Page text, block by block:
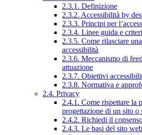
2.3.1. Definizione
2.3.2. Accessibilità by
2.3.3. Principi per
2.3.4. Linee guida e
2.3.5. Come rilasciare
accessibilità
2.3.6. Meccanismo di
attuazione
2.3.7. Obiettivi
2.3.8. Normativa e
2.4. Privacy
2.4.1. Come rispettare la
progettazione di un sito
2.4.2. Richiedi il
2.4.3. Le basi del sito